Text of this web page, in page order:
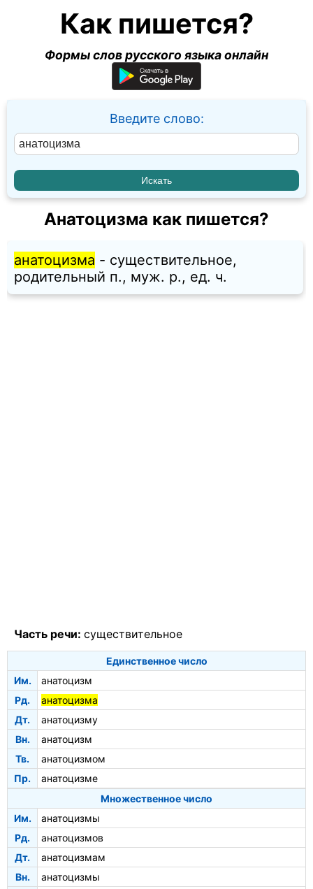
Как пишется?
Формы слов русского языка онлайн
Введите слово:
Анатоцизма как пишется?
анатоцизма - существительное,
родительный п., муж. p., ед. ч.
Часть речи: существительное
Единственное число
Им.
анатоцизм
Рд.
анатоцизма
Дт.
анатоцизму
Вн.
анатоцизм
Тв.
анатоцизмом
Пр.
анатоцизме
Множественное число
Им.
анатоцизмы
Рд.
анатоцизмов
Дт.
анатоцизмам
Вн.
анатоцизмы